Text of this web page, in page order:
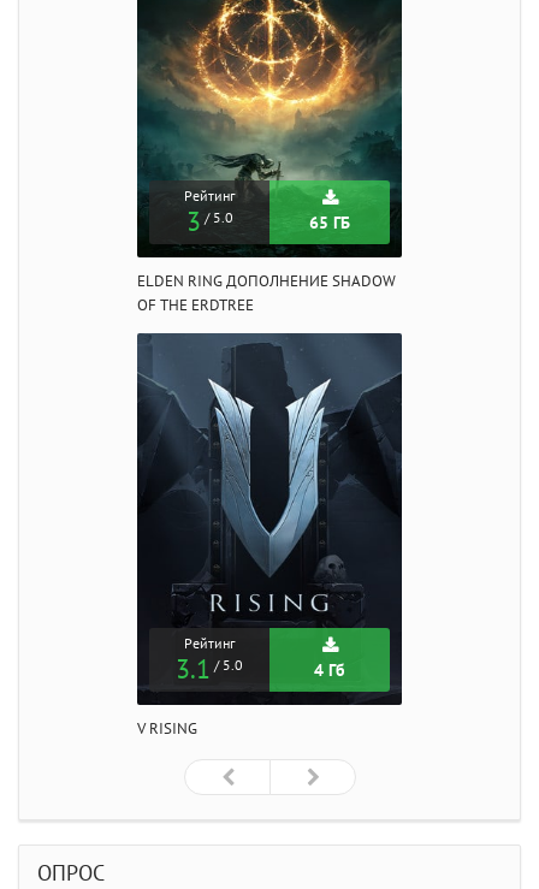
Рейтинг
3 / 5.0 65 ГБ
ELDEN RING ДОПОЛНЕНИЕ SHADOW
OF THE ERDTREE
Рейтинг
3.1 / 5.0 4 Гб
V RISING
ОПРОС